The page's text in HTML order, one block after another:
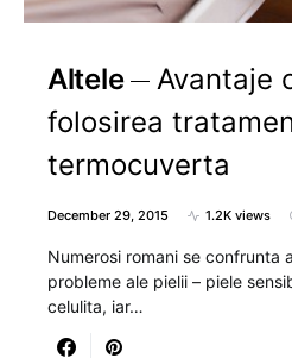
Altele
Avantaje
folosirea
termocuverta
December 29, 2015 1.2K views
Numerosi romani se confrunta
probleme ale pielii – piele
celulita, iar…